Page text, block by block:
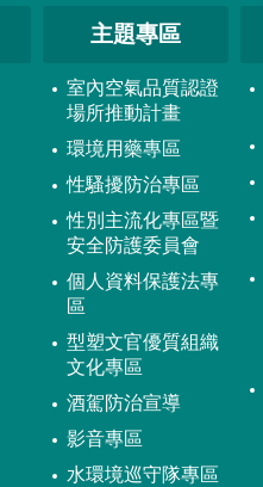
主題專區
室內空氣品質認證
場所推動計畫
環境用藥專區
性騷擾防治專區
性別主流化專區暨
安全防護委員會
個人資料保護法專
區
型塑文官優質組織
文化專區
酒駕防治宣導
影音專區
水環境巡守隊專區